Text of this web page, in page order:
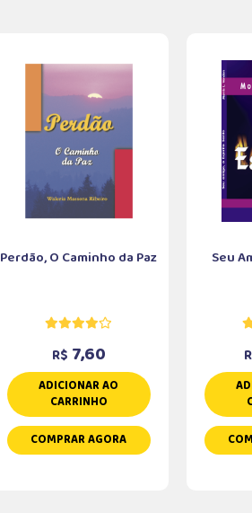
Perdão, O Caminho da Paz
R$ 7,60
ADICIONAR AO
CARRINHO
COMPRAR AGORA
Seu